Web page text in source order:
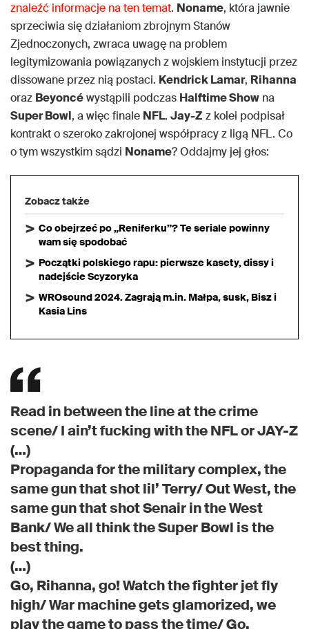
znaleźć informacje na ten temat. Noname, która jawnie
sprzeciwia się działaniom zbrojnym Stanów
Zjednoczonych, zwraca uwagę na problem
legitymizowania powiązanych z wojskiem instytucji przez
dissowane przez nią postaci. Kendrick Lamar, Rihanna
oraz Beyoncéwystąpili podczas Halftime Show na
Super Bowl, a więc finale NFL. Jay-Z z kolei podpisał
kontrakt o szeroko zakrojonej współpracy z ligą NFL. Co
o tym wszystkim sądzi Noname? Oddajmy jej głos:
Zobacz także
Co obejrzeć po „Reniferku”? Te seriale powinny
wam się spodobać
Początki polskiego rapu: pierwsze kasety, dissy i
nadejście Scyzoryka
WROsound 2024. Zagrają m.in. Małpa, susk, Bisz i
Kasia Lins
Read in between the line at the crime
scene/ I ain’t fucking with the NFL or JAY-Z
(…)
Propaganda for the military complex, the
same gun that shot lil’ Terry/ Out West, the
same gun that shot Senair in the West
Bank/ We all think the Super Bowl is the
best thing.
(…)
Go, Rihanna, go! Watch the fighter jet fly
high/ War machine gets glamorized, we
play the game to pass the time/ Go,